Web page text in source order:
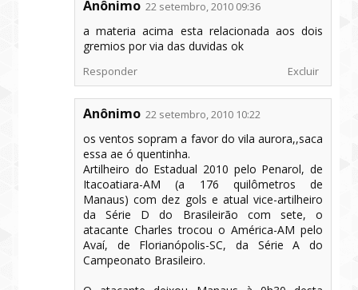
Anônimo 22 setembro, 2010 09:36
a materia acima esta relacionada aos dois
gremios por via das duvidas ok
Responder Excluir
Anônimo 22 setembro, 2010 10:22
os ventos sopram a favor do vila aurora,,saca
essa ae ó quentinha.
Artilheiro do Estadual 2010 pelo Penarol, de
Itacoatiara-AM (a 176 quilômetros de
Manaus) com dez gols e atual vice-artilheiro
da Série D do Brasileirão com sete, o
atacante Charles trocou o América-AM pelo
Avaí, de Florianópolis-SC, da Série A do
Campeonato Brasileiro.